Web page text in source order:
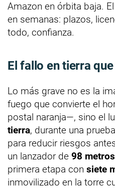
Amazon en órbita baja.
en semanas: plazos,
todo, confianza.
El fallo en tierra
Lo más grave no es la
fuego que convierte el
postal naranja—, sino el
tierra, durante una
para reducir riesgos
un lanzador de 98 metros
primera etapa con siete
inmovilizado en la torre